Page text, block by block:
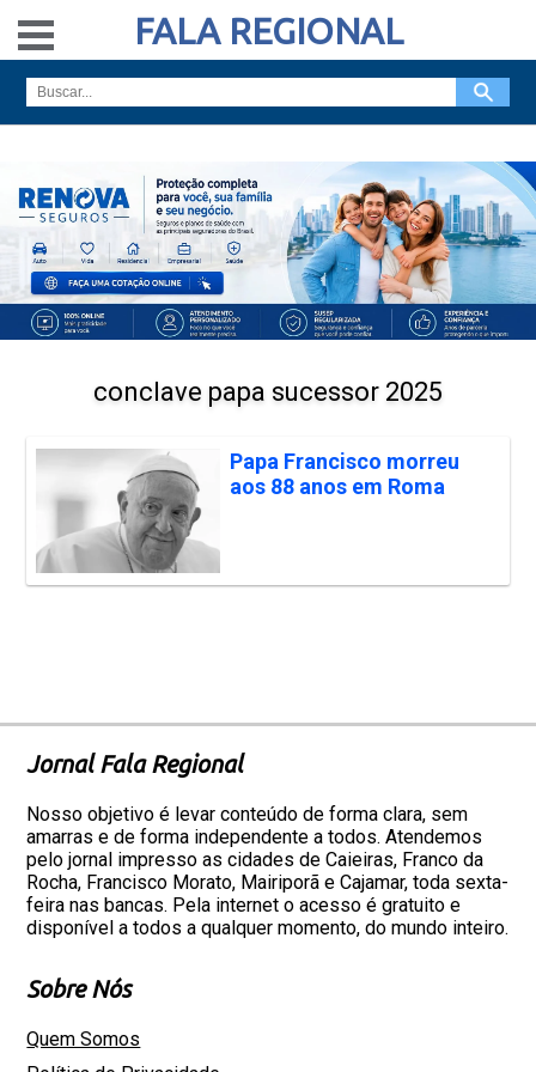
FALA REGIONAL
conclave papa sucessor 2025
Papa Francisco morreu
aos 88 anos em Roma
Jornal Fala Regional
Nosso objetivo é levar conteúdo de forma clara, sem
amarras e de forma independente a todos. Atendemos
pelo jornal impresso as cidades de Caieiras, Franco da
Rocha, Francisco Morato, Mairiporã e Cajamar, toda sexta-
feira nas bancas. Pela internet o acesso é gratuito e
disponível a todos a qualquer momento, do mundo inteiro.
Sobre Nós
Quem Somos